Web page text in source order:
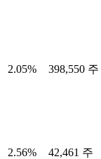
2.05% 398,550 주
2.56% 42,461 주